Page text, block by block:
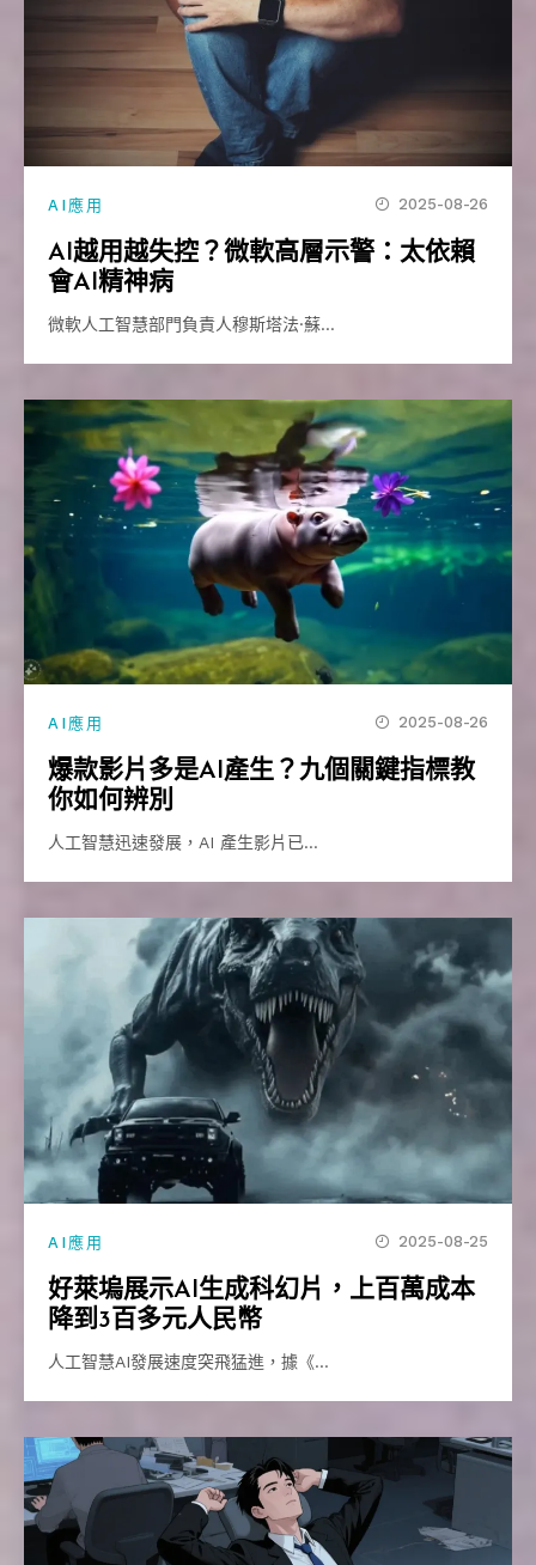
AI應用 2025-08-26
AI越用越失控？微軟高層示警：太依賴
會AI精神病
微軟人工智慧部門負責人穆斯塔法·蘇…
AI應用 2025-08-26
爆款影片多是AI產生？九個關鍵指標教
你如何辨別
人工智慧迅速發展，AI 產生影片已…
AI應用 2025-08-25
好萊塢展示AI生成科幻片，上百萬成本
降到3百多元人民幣
人工智慧AI發展速度突飛猛進，據《…